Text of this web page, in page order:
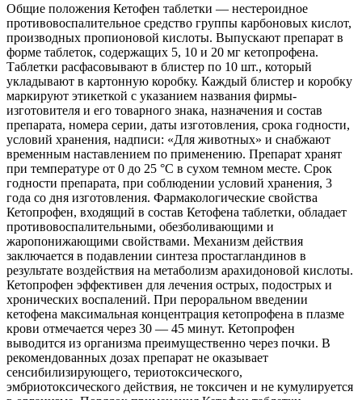
Общие положения Кетофен таблетки — нестероидное
противовоспалительное средство группы карбоновых кислот,
производных пропионовой кислоты. Выпускают препарат в
форме таблеток, содержащих 5, 10 и 20 мг кетопрофена.
Таблетки расфасовывают в блистер по 10 шт., который
укладывают в картонную коробку. Каждый блистер и коробку
маркируют этикеткой с указанием названия фирмы-
изготовителя и его товарного знака, назначения и состав
препарата, номера серии, даты изготовления, срока годности,
условий хранения, надписи: «Для животных» и снабжают
временным наставлением по применению. Препарат хранят
при температуре от 0 до 25 °С в сухом темном месте. Срок
годности препарата, при соблюдении условий хранения, 3
года со дня изготовления. Фармакологические свойства
Кетопрофен, входящий в состав Кетофена таблетки, обладает
противовоспалительными, обезболивающими и
жаропонижающими свойствами. Механизм действия
заключается в подавлении синтеза простагландинов в
результате воздействия на метаболизм арахидоновой кислоты.
Кетопрофен эффективен для лечения острых, подострых и
хронических воспалений. При пероральном введении
кетофена максимальная концентрация кетопрофена в плазме
крови отмечается через 30 — 45 минут. Кетопрофен
выводится из организма преимущественно через почки. В
рекомендованных дозах препарат не оказывает
сенсибилизирующего, териотоксического,
эмбриотоксического действия, не токсичен и не кумулируется